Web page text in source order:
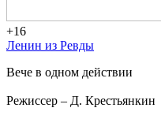
+16
Ленин из Ревды
Вече в одном действии
Режиссер – Д. Крестьянкин